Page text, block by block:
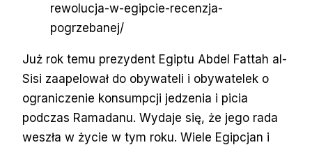
rewolucja-w-egipcie-recenzja-
pogrzebanej/
Już rok temu prezydent Egiptu Abdel Fattah al-
Sisi zaapelował do obywateli i obywatelek o
ograniczenie konsumpcji jedzenia i picia
podczas Ramadanu. Wydaje się, że jego rada
weszła w życie w tym roku. Wiele Egipcjan i